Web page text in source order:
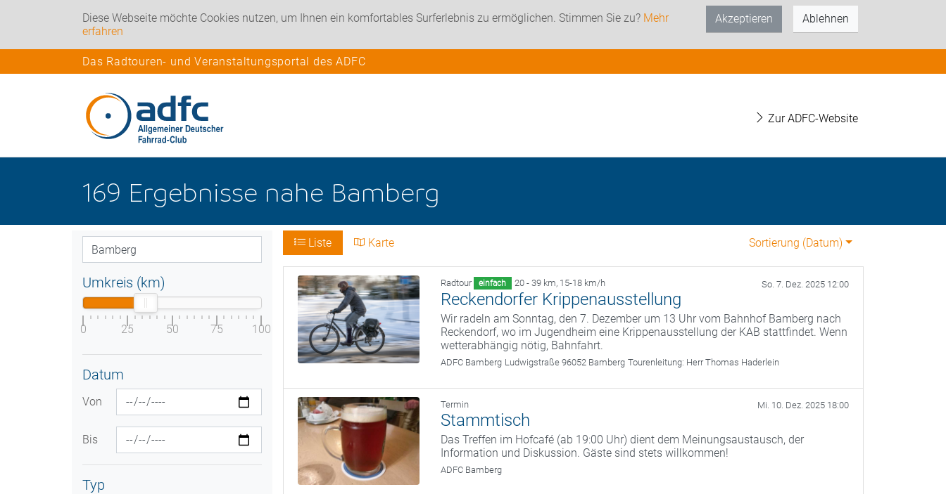
Diese Webseite möchte Cookies nutzen, um Ihnen ein komfortables Surferlebnis zu ermöglichen. Stimmen Sie zu? Mehr
erfahren
Akzeptieren Ablehnen
Das Radtouren- und Veranstaltungsportal des ADFC
Zur ADFC-Website
169 Ergebnisse nahe Bamberg
Umkreis (km)
0 25 50 75 100
Datum
Von
Bis
Typ
Liste Karte Sortierung (Datum)
Radtour einfach 20 - 39 km, 15-18 km/h So. 7. Dez. 2025 12:00
Reckendorfer Krippenausstellung
Wir radeln am Sonntag, den 7. Dezember um 13 Uhr vom Bahnhof Bamberg nach
Reckendorf, wo im Jugendheim eine Krippenausstellung der KAB stattfindet. Wenn
wetterabhängig nötig, Bahnfahrt.
ADFC Bamberg Ludwigstraße 96052 Bamberg Tourenleitung: Herr Thomas Haderlein
Termin Mi. 10. Dez. 2025 18:00
Stammtisch
Das Treffen im Hofcafé (ab 19:00 Uhr) dient dem Meinungsaustausch, der
Information und Diskussion. Gäste sind stets willkommen!
ADFC Bamberg